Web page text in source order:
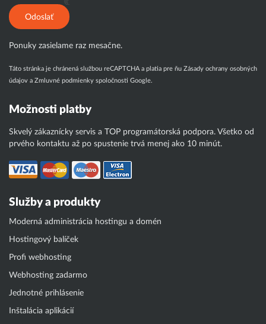
Odoslať
Ponuky zasielame raz mesačne.
Táto stránka je chránená službou reCAPTCHA a platia pre ňu Zásady ochrany osobných
údajov a Zmluvné podmienky spoločnosti Google.
Možnosti platby
Skvelý zákaznícky servis a TOP programátorská podpora. Všetko od
prvého kontaktu až po spustenie trvá menej ako 10 minút.
Služby a produkty
Moderná administrácia hostingu a domén
Hostingový balíček
Profi webhosting
Webhosting zadarmo
Jednotné prihlásenie
Inštalácia aplikácií